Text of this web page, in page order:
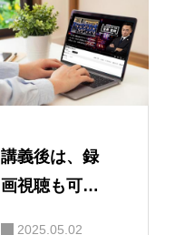
講義後は、録
画視聴も可能
2025.05.02